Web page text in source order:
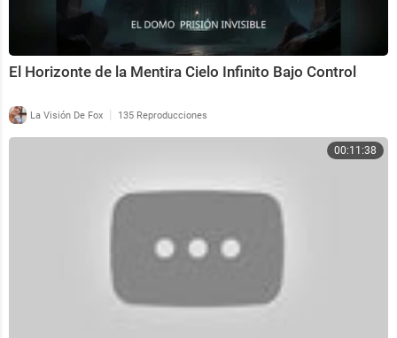
El Horizonte de la Mentira Cielo Infinito Bajo Control
La Visión De Fox | 135 Reproducciones
00:11:38